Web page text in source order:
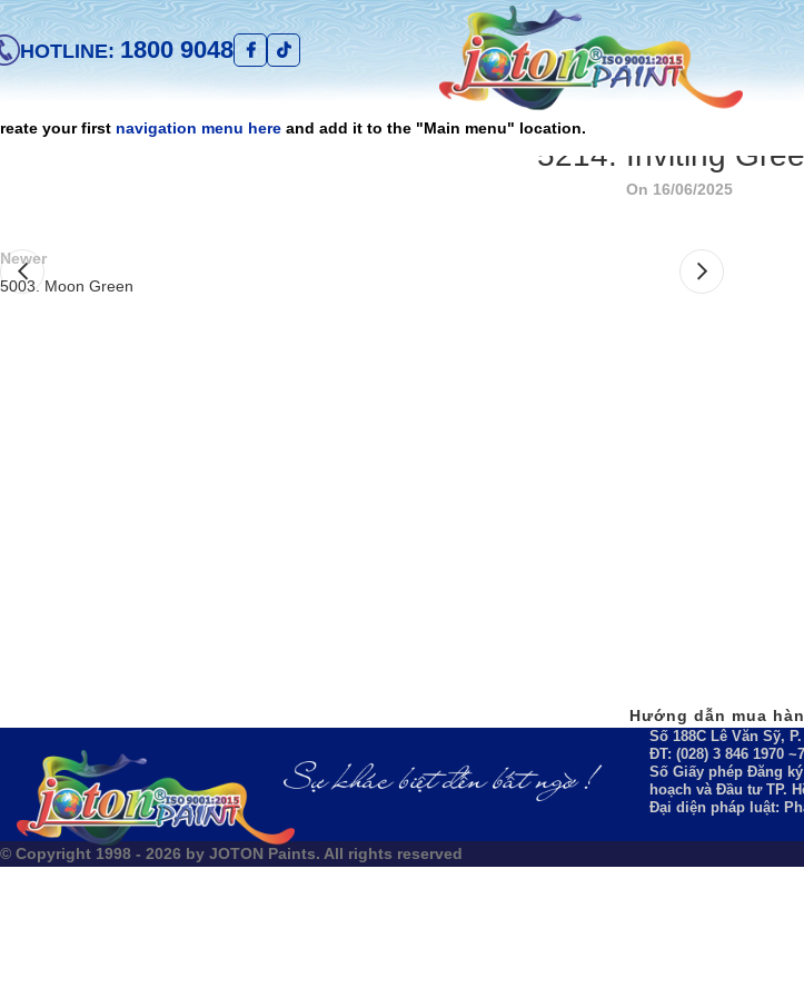
HOTLINE: 1800 9048
your first navigation menu here and add it to the "Main menu" location.
5214. Inviting
On 16/06/2025
Newer
5003. Moon Green
Hướng dẫn mua
Số 188C Lê Văn Sỹ,
ĐT: (028) 3 846 1970
Số Giấy phép Đăng
hoạch và Đầu tư TP.
Đại diện pháp luật:
© Copyright 1998 - 2026 by JOTON Paints. All rights reserved